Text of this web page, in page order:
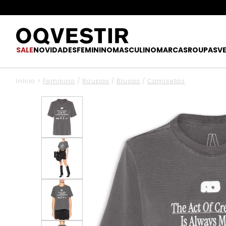
SALENOVIDADESFEMININOMASCULINOMARCASROUPAS
Início > Feminino / Roupas / Blusas / Camisetas